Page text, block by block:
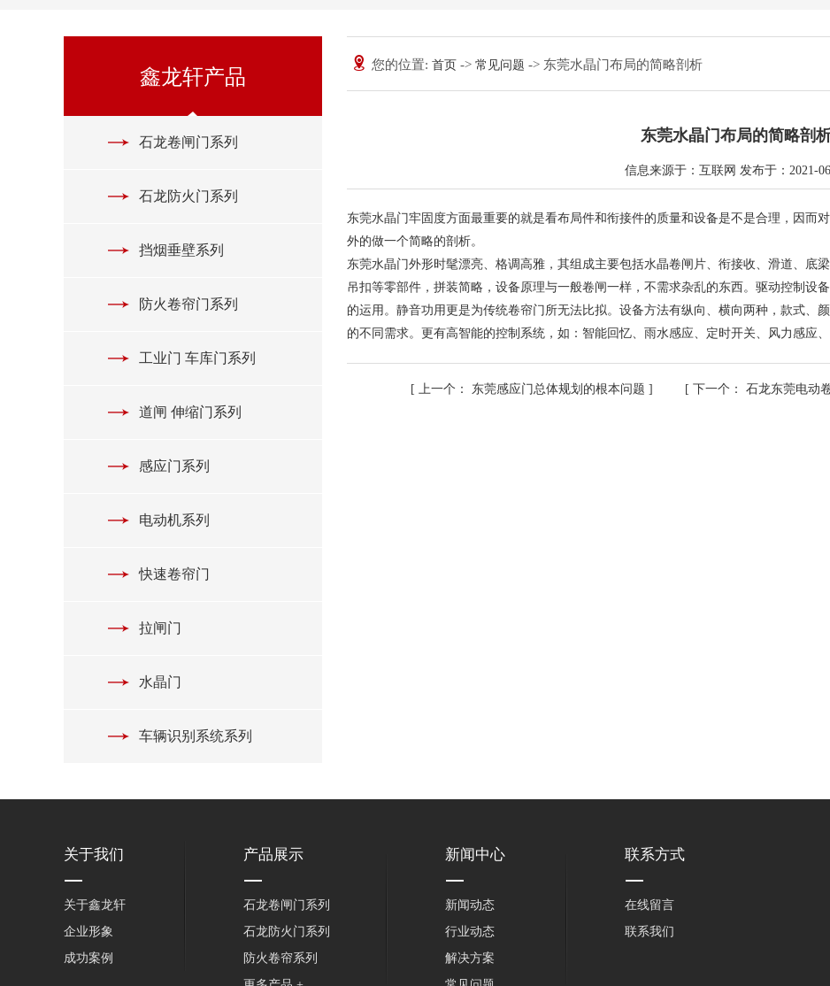
鑫龙轩产品
石龙卷闸门系列
石龙防火门系列
挡烟垂壁系列
防火卷帘门系列
工业门 车库门系列
道闸 伸缩门系列
感应门系列
电动机系列
快速卷帘门
拉闸门
水晶门
车辆识别系统系列
您的位置: 首页 -> 常见问题 -> 东莞水晶门布局的简略剖析
东莞水晶门布局的简略剖
信息来源于：互联网 发布于：2021-
东莞水晶门牢固度方面最重要的就是看布局件和衔接件的质量和设备是不是合理，因而
外的做一个简略的剖析。
东莞水晶门外形时髦漂亮、格调高雅，其组成主要包括水晶卷闸片、衔接收、滑道、底
吊扣等零部件，拼装简略，设备原理与一般卷闸一样，不需求杂乱的东西。驱动控制设
的运用。静音功用更是为传统卷帘门所无法比拟。设备方法有纵向、横向两种，款式、
的不同需求。更有高智能的控制系统，如：智能回忆、雨水感应、定时开关、风力感应
[ 上一个： 东莞感应门总体规划的根本问题 ] [ 下一个： 石龙东莞电动
关于我们
关于鑫龙轩
企业形象
成功案例
产品展示
石龙卷闸门系列
石龙防火门系列
防火卷帘系列
新闻中心
新闻动态
行业动态
解决方案
联系方式
在线留言
联系我们